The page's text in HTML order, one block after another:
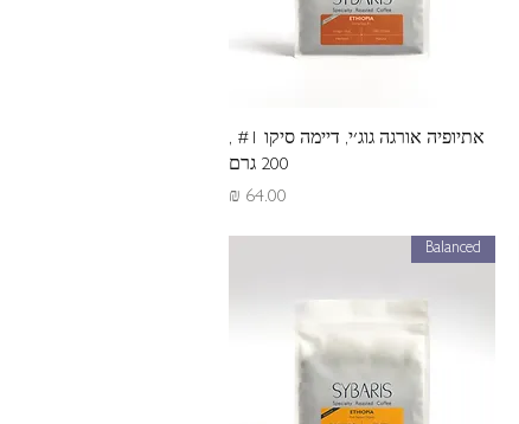
תצוגה מהירה
אתיופיה אורגה גוג׳י, דיימה סיקו #1 ,
200 גרם
מחיר
Balanced